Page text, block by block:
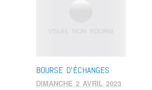
BOURSE D’ÉCHANGES
DIMANCHE 2 AVRIL 2023